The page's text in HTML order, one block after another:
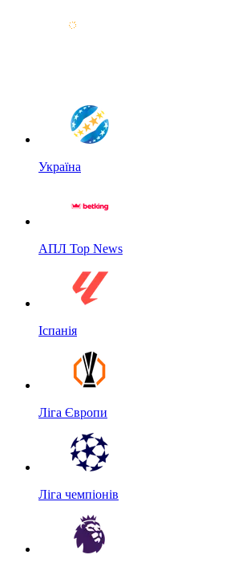
Україна
АПЛ Top News
Іспанія
Ліга Європи
Ліга чемпіонів